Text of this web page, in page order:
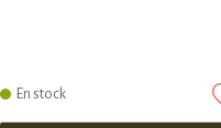
En stock